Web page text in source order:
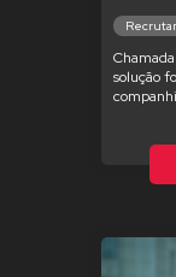
solução